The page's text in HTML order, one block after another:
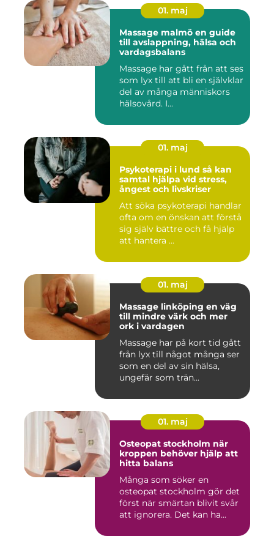
01. maj
Massage malmö en guide
till avslappning, hälsa och
vardagsbalans
Massage har gått från att ses
som lyx till att bli en självklar
del av många människors
hälsovård. I...
01. maj
Psykoterapi i lund så kan
samtal hjälpa vid stress,
ångest och livskriser
Att söka psykoterapi handlar
ofta om en önskan att förstå
sig själv bättre och få hjälp
att hantera ...
01. maj
Massage linköping en väg
till mindre värk och mer
ork i vardagen
Massage har på kort tid gått
från lyx till något många ser
som en del av sin hälsa,
ungefär som trän...
01. maj
Osteopat stockholm när
kroppen behöver hjälp att
hitta balans
Många som söker en
osteopat stockholm gör det
först när smärtan blivit svår
att ignorera. Det kan ha...